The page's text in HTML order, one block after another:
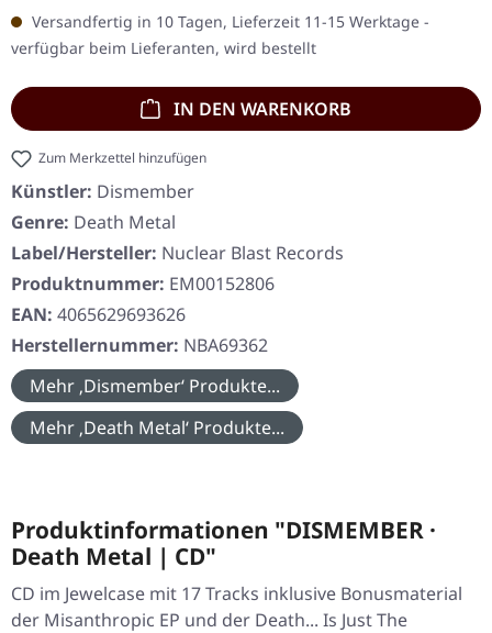
Versandfertig in 10 Tagen, Lieferzeit 11-15 Werktage -
verfügbar beim Lieferanten, wird bestellt
IN DEN WARENKORB
Zum Merkzettel hinzufügen
Künstler: Dismember
Genre: Death Metal
Label/Hersteller: Nuclear Blast Records
Produktnummer: EM00152806
EAN: 4065629693626
Herstellernummer: NBA69362
Mehr ‚Dismember‘ Produkte...
Mehr ‚Death Metal‘ Produkte...
Produktinformationen "DISMEMBER ·
Death Metal | CD"
CD im Jewelcase mit 17 Tracks inklusive Bonusmaterial
der Misanthropic EP und der Death... Is Just The